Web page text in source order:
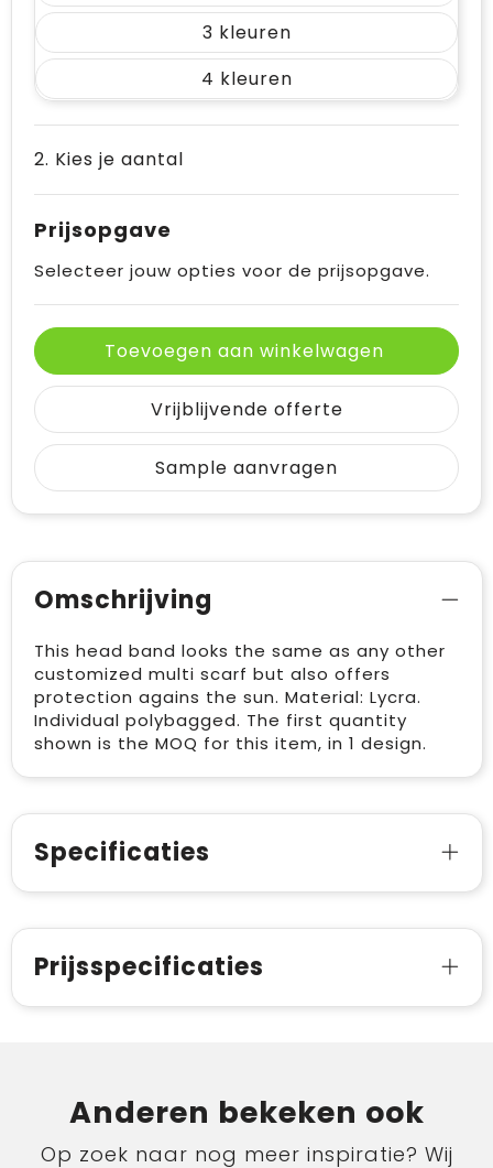
3
4
2. Kies je aantal
Prijsopgave
Selecteer jouw opties voor de prijsopgave.
Toevoegen aan winkelwagen
Vrijblijvende offerte
Sample aanvragen
Omschrijving
This head band looks the same as any other
customized multi scarf but also offers
protection agains the sun. Material: Lycra.
Individual polybagged. The first quantity
shown is the MOQ for this item, in 1 design.
Specificaties
Prijsspecificaties
Anderen bekeken ook
Op zoek naar nog meer inspiratie? Wij